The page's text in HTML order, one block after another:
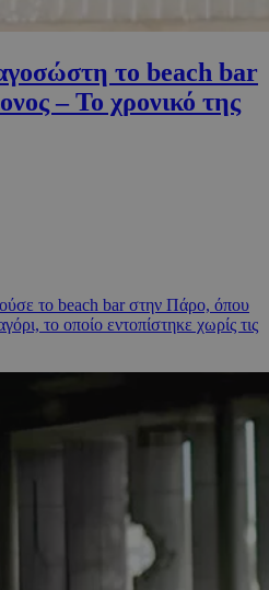
το beach bar
– Το χρονικό της
το beach bar στην Πάρο, όπου
το οποίο εντοπίστηκε χωρίς τις